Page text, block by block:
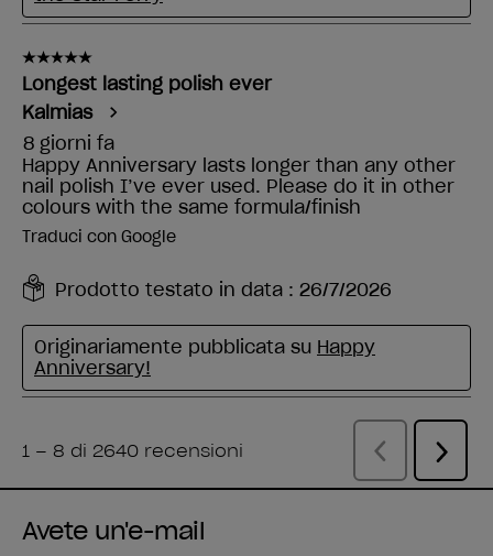
Avete un'e-mail